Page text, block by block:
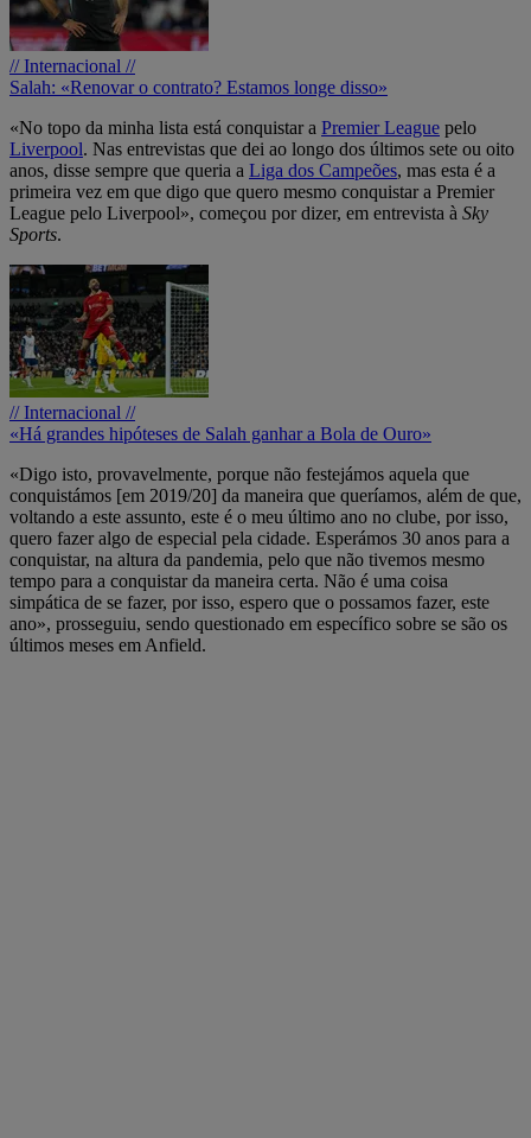
// Internacional //
Salah: «Renovar o contrato? Estamos longe disso»
«No topo da minha lista está conquistar a Premier League pelo
Liverpool. Nas entrevistas que dei ao longo dos últimos sete ou oito
anos, disse sempre que queria a Liga dos Campeões, mas esta é a
primeira vez em que digo que quero mesmo conquistar a Premier
League pelo Liverpool», começou por dizer, em entrevista à Sky
Sports.
// Internacional //
«Há grandes hipóteses de Salah ganhar a Bola de Ouro»
«Digo isto, provavelmente, porque não festejámos aquela que
conquistámos [em 2019/20] da maneira que queríamos, além de que,
voltando a este assunto, este é o meu último ano no clube, por isso,
quero fazer algo de especial pela cidade. Esperámos 30 anos para a
conquistar, na altura da pandemia, pelo que não tivemos mesmo
tempo para a conquistar da maneira certa. Não é uma coisa
simpática de se fazer, por isso, espero que o possamos fazer, este
ano», prosseguiu, sendo questionado em específico sobre se são os
últimos meses em Anfield.